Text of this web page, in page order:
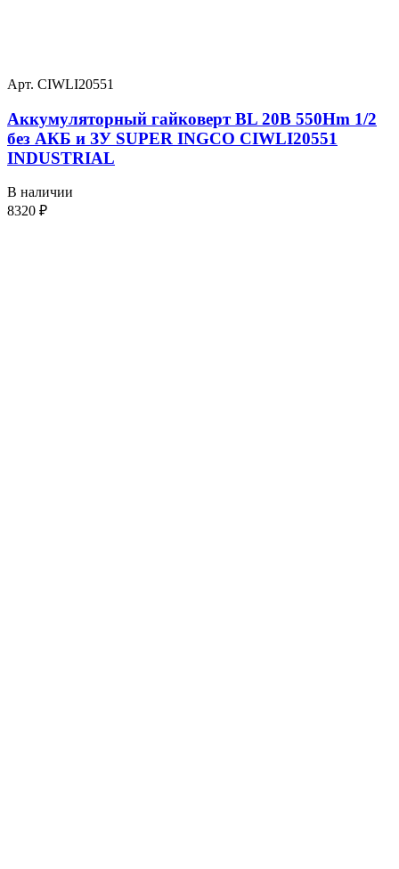
Арт. CIWLI20551
Аккумуляторный гайковерт BL 20В 550Hm 1/2
без АКБ и ЗУ SUPER INGCO CIWLI20551
INDUSTRIAL
В наличии
8320 ₽